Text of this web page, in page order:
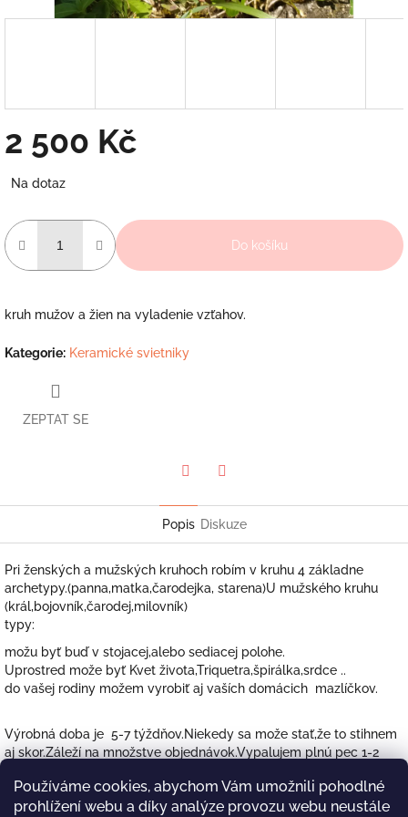
Používáme cookies, abychom Vám umožnili pohodlné
prohlížení webu a díky analýze provozu webu neustále
2 500 Kč
cena:
Na dotaz
Do košíku
kruh mužov a žien na vyladenie vzťahov.
Kategorie: Keramické svietniky
ZEPTAT SE
Popis Diskuze
Pri ženských a mužských kruhoch robím v kruhu 4 základne
archetypy.(panna,matka,čarodejka, starena)U mužského kruhu
(král,bojovník,čarodej,milovník)
typy:
možu byť buď v stojacej,alebo sediacej polohe.
Uprostred može byť Kvet života,Triquetra,špirálka,srdce ..
do vašej rodiny možem vyrobiť aj vaších domácich mazlíčkov.
Výrobná doba je 5-7 týždňov.Niekedy sa može stať,že to stihnem
aj skor.Záleží na množstve objednávok.Vypalujem plnú pec 1-2
trvá.Ďakujem vám za pochopenie a trpezlivosť.
Možete si vybrat Farbu hlíny,z ktorej ho budete chcieť